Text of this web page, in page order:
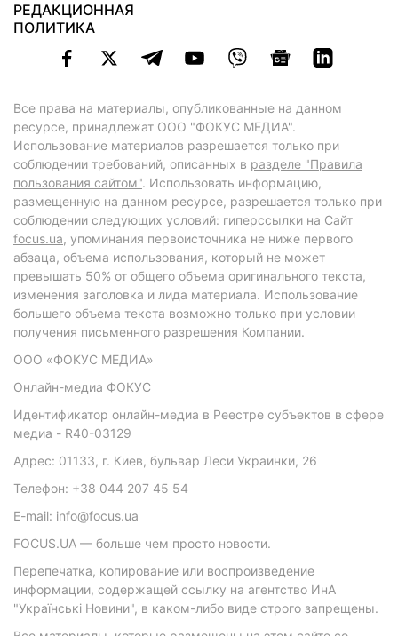
РЕДАКЦИОННАЯ
ПОЛИТИКА
Все права на материалы, опубликованные на данном
ресурсе, принадлежат ООО "ФОКУС МЕДИА".
Использование материалов разрешается только при
соблюдении требований, описанных в разделе "Правила
пользования сайтом". Использовать информацию,
размещенную на данном ресурсе, разрешается только при
соблюдении следующих условий: гиперссылки на Сайт
focus.ua, упоминания первоисточника не ниже первого
абзаца, объема использования, который не может
превышать 50% от общего объема оригинального текста,
изменения заголовка и лида материала. Использование
большего объема текста возможно только при условии
получения письменного разрешения Компании.
ООО «ФОКУС МЕДИА»
Онлайн-медиа ФОКУС
Идентификатор онлайн-медиа в Реестре субъектов в сфере
медиа - R40-03129
Адрес: 01133, г. Киев, бульвар Леси Украинки, 26
Телефон: +38 044 207 45 54
E-mail: info@focus.ua
FOCUS.UA — больше чем просто новости.
Перепечатка, копирование или воспроизведение
информации, содержащей ссылку на агентство ИнА
"Українські Новини", в каком-либо виде строго запрещены.